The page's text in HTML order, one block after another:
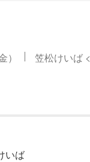
） 笠松けいば <
いば